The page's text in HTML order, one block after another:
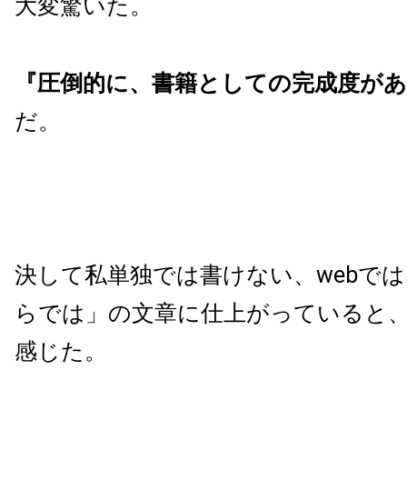
大変驚いた。
『圧倒的に、書籍としての完成度が
だ。
決して私単独では書けない、webで
らでは」の文章に仕上がっていると
感じた。